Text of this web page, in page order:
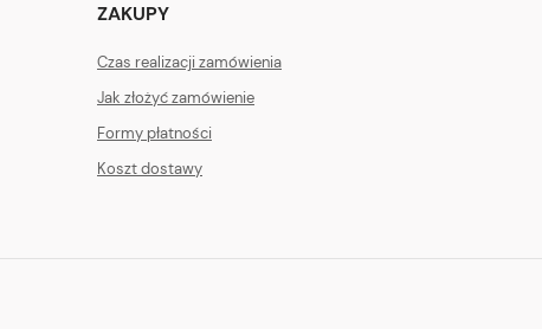
ZAKUPY
Czas realizacji zamówienia
Jak złożyć zamówienie
Formy płatności
Koszt dostawy